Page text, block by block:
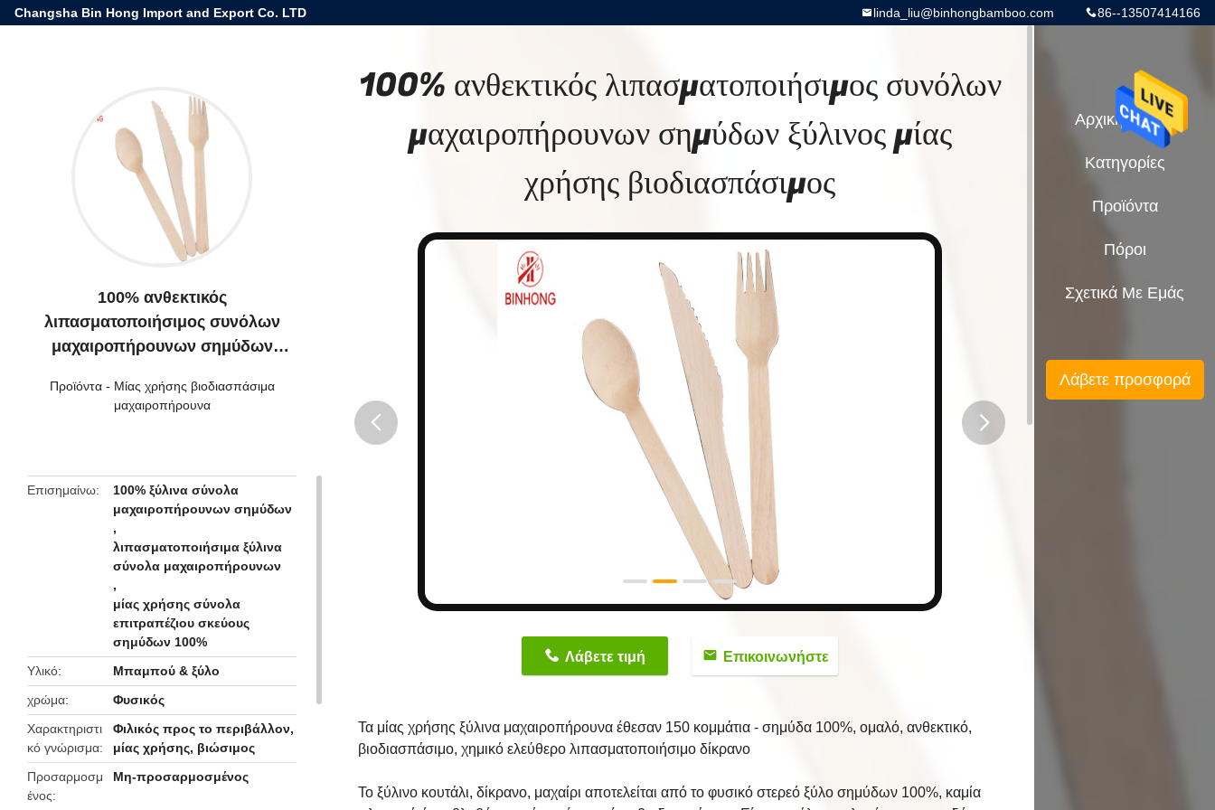
Changsha Bin Hong Import and Export Co. LTD 86--13507414166
linda_liu@binhongbamboo.com
100% ανθεκτικός
λιπασματοποιήσιμος συνόλων
μαχαιροπήρουνων σημύδων
βιοδιασπάσιμος
Προϊόντα- Μίας χρήσης βιοδιασπάσιμα
μαχαιροπήρουνα
Επισημαίνω
100% ξύλινα σύνολα
μαχαιροπήρουνων σημύδων
,
λιπασματοποιήσιμα ξύλινα
σύνολα μαχαιροπήρουνων
,
μίας χρήσης σύνολα
επιτραπέζιου σκεύους
σημύδων 100%
Υλικό
Μπαμπού & ξύλο
χρώμα
Φυσικός
Χαρακτηριστι
κό γνώρισμα
Φιλικός προς το περιβάλλον,
μίας χρήσης, βιώσιμος
Προσαρμοσμ
ένος
Μη-προσαρμοσμένος
100% ανθεκτικός λιπασματοποιήσιμος συνόλων
μαχαιροπήρουνων σημύδων ξύλινος μίας
χρήσης βιοδιασπάσιμος
Λάβετε τιμή Επικοινωνήστε
Τα μίας χρήσης ξύλινα μαχαιροπήρουνα έθεσαν 150 κομμάτια - σημύδα 100%, ομαλό, ανθεκτικό,
βιοδιασπάσιμο, χημικό ελεύθερο λιπασματοποιήσιμο δίκρανο
Το ξύλινο κουτάλι, δίκρανο, μαχαίρι αποτελείται από το φυσικό στερεό ξύλο σημύδων 100%, καμία
Αρχική Σελίδα
Κατηγορίες
Προϊόντα
Πόροι
Σχετικά Με Εμάς
Λάβετε προσφορά